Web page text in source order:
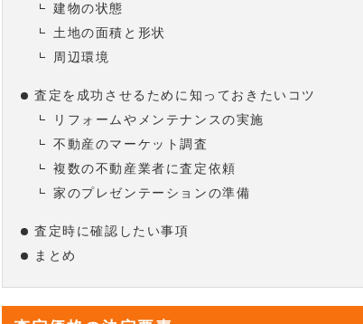
建物の状態
土地の面積と形状
周辺環境
査定を成功させるために知っておきたいコツ
リフォームやメンテナンスの実施
不動産のマーケット調査
複数の不動産業者に査定依頼
家のプレゼンテーションの準備
査定時に確認したい事項
まとめ